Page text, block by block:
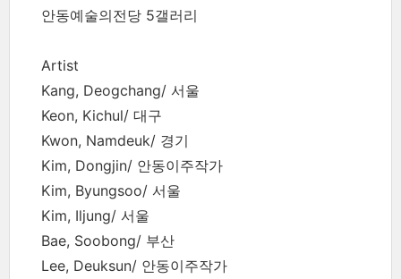
안동예술의전당 5갤러리
Artist
Kang, Deogchang/ 서울
Keon, Kichul/ 대구
Kwon, Namdeuk/ 경기
Kim, Dongjin/ 안동이주작가
Kim, Byungsoo/ 서울
Kim, Iljung/ 서울
Bae, Soobong/ 부산
Lee, Deuksun/ 안동이주작가